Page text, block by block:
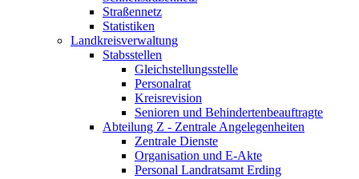
Straßennetz
Statistiken
Landkreisverwaltung
Stabsstellen
Gleichstellungsstelle
Personalrat
Kreisrevision
Senioren und Behindertenbeauftragte
Abteilung Z - Zentrale Angelegenheiten
Zentrale Dienste
Organisation und E-Akte
Personal Landratsamt Erding